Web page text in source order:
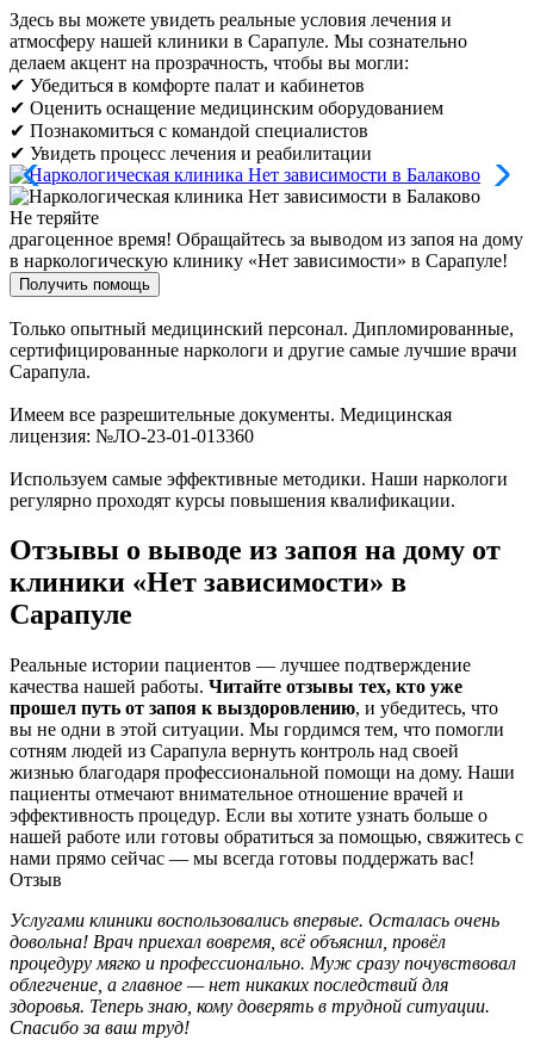
Здесь вы можете увидеть реальные условия лечения и
атмосферу нашей клиники в Сарапуле. Мы сознательно
делаем акцент на прозрачность, чтобы вы могли:
✔ Убедиться в комфорте палат и кабинетов
✔ Оценить оснащение медицинским оборудованием
✔ Познакомиться с командой специалистов
✔ Увидеть процесс лечения и реабилитации
Не теряйте
драгоценное время! Обращайтесь за выводом из запоя на дому
в наркологическую клинику «Нет зависимости» в Сарапуле!
Получить помощь
Только опытный медицинский персонал. Дипломированные,
сертифицированные наркологи и другие самые лучшие врачи
Сарапула.
Имеем все разрешительные документы. Медицинская
лицензия: №ЛО-23-01-013360
Используем самые эффективные методики. Наши наркологи
регулярно проходят курсы повышения квалификации.
Отзывы о выводе из запоя на дому от
клиники «Нет зависимости» в
Сарапуле
Реальные истории пациентов — лучшее подтверждение
качества нашей работы. Читайте отзывы тех, кто уже
прошел путь от запоя к выздоровлению, и убедитесь, что
вы не одни в этой ситуации. Мы гордимся тем, что помогли
сотням людей из Сарапула вернуть контроль над своей
жизнью благодаря профессиональной помощи на дому. Наши
пациенты отмечают внимательное отношение врачей и
эффективность процедур. Если вы хотите узнать больше о
нашей работе или готовы обратиться за помощью, свяжитесь с
нами прямо сейчас — мы всегда готовы поддержать вас!
Отзыв
Услугами клиники воспользовались впервые. Осталась очень
довольна! Врач приехал вовремя, всё объяснил, провёл
процедуру мягко и профессионально. Муж сразу почувствовал
облегчение, а главное — нет никаких последствий для
здоровья. Теперь знаю, кому доверять в трудной ситуации.
Спасибо за ваш труд!